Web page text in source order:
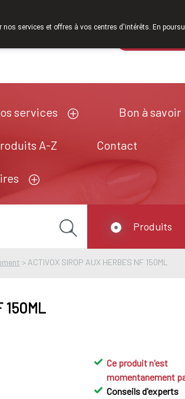
services Bon à savoir
A-Z Contact
> ACTIVOX SIROP AUX HERBES NF 150ML
Produits
150ML
Ce produit n'est
momentanement
Conseils d'experts
services et offres à vos centres d'intérêts. En